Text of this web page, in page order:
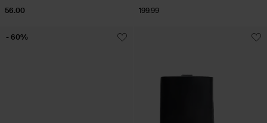
56.00 199.99
- 60%